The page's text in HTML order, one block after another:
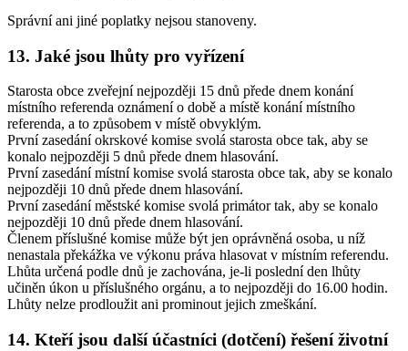
Správní ani jiné poplatky nejsou stanoveny.
13. Jaké jsou lhůty pro vyřízení
Starosta obce zveřejní nejpozději 15 dnů přede dnem konání
místního referenda oznámení o době a místě konání místního
referenda, a to způsobem v místě obvyklým.
První zasedání okrskové komise svolá starosta obce tak, aby se
konalo nejpozději 5 dnů přede dnem hlasování.
První zasedání místní komise svolá starosta obce tak, aby se konalo
nejpozději 10 dnů přede dnem hlasování.
První zasedání městské komise svolá primátor tak, aby se konalo
nejpozději 10 dnů přede dnem hlasování.
Členem příslušné komise může být jen oprávněná osoba, u níž
nenastala překážka ve výkonu práva hlasovat v místním referendu.
Lhůta určená podle dnů je zachována, je-li poslední den lhůty
učiněn úkon u příslušného orgánu, a to nejpozději do 16.00 hodin.
Lhůty nelze prodloužit ani prominout jejich zmeškání.
14. Kteří jsou další účastníci (dotčení) řešení životní